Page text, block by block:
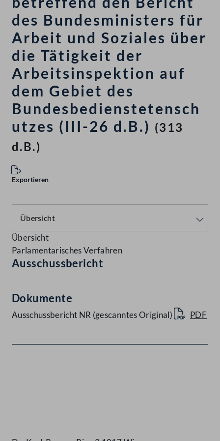
des Bundesministers für
Arbeit und Soziales über
die Tätigkeit der
Arbeitsinspektion auf
dem Gebiet des
Bundesbedienstetensch
utzes (III-26 d.B.) (313
d.B.)
Exportieren
Übersicht
Parlamentarisches Verfahren
Ausschussbericht
Dokumente
Ausschussbericht NR (gescanntes Original) PDF